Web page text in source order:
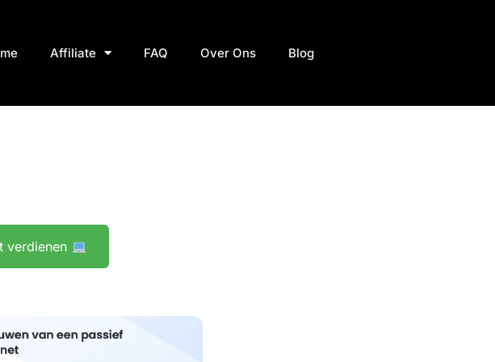
Affiliate FAQ Over Ons Blog
verdienen